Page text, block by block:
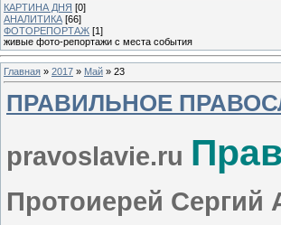
КАРТИНА ДНЯ [0]
АНАЛИТИКА [66]
ФОТОРЕПОРТАЖ [1]
живые фото-репортажи с места события
Главная » 2017 » Май » 23
ПРАВИЛЬНОЕ
pravoslavie.ru
Протоиерей Сергий